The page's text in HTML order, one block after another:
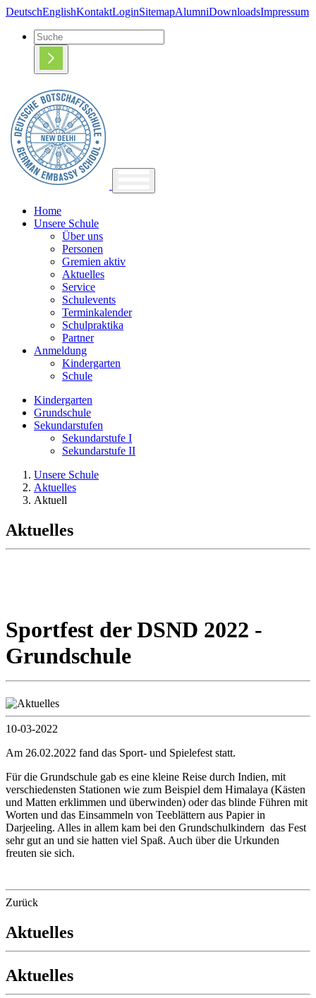
DeutschEnglishKontaktLoginSitemapAlumniDownloadsImpressum
Home
Unsere Schule
Über uns
Personen
Gremien aktiv
Aktuelles
Service
Schulevents
Terminkalender
Schulpraktika
Partner
Anmeldung
Kindergarten
Schule
Kindergarten
Grundschule
Sekundarstufen
Sekundarstufe I
Sekundarstufe II
Unsere Schule
Aktuelles
Aktuell
Aktuelles
Sportfest der DSND 2022 -
Grundschule
10-03-2022
Am 26.02.2022 fand das Sport- und Spielefest statt.
Für die Grundschule gab es eine kleine Reise durch Indien, mit
verschiedensten Stationen wie zum Beispiel dem Himalaya (Kästen
und Matten erklimmen und überwinden) oder das blinde Führen mit
Worten und das Einsammeln von Teeblättern aus Papier in
Darjeeling. Alles in allem kam bei den Grundschulkindern das Fest
sehr gut an und sie hatten viel Spaß. Auch über die Urkunden
freuten sie sich.
Zurück
Aktuelles
Aktuelles